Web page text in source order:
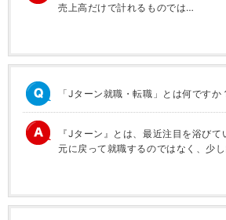
売上高だけで計れるものでは…
「Jターン就職・転職」とは何ですか
『Jターン』とは、最近注目を浴び
元に戻って就職するのではなく、少